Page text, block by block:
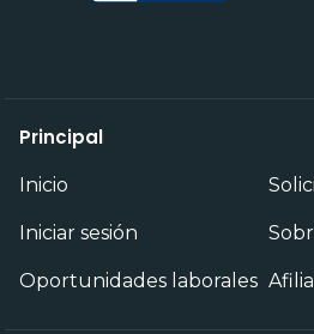
Principal
Inicio
Iniciar sesión
Oportunidades laborales